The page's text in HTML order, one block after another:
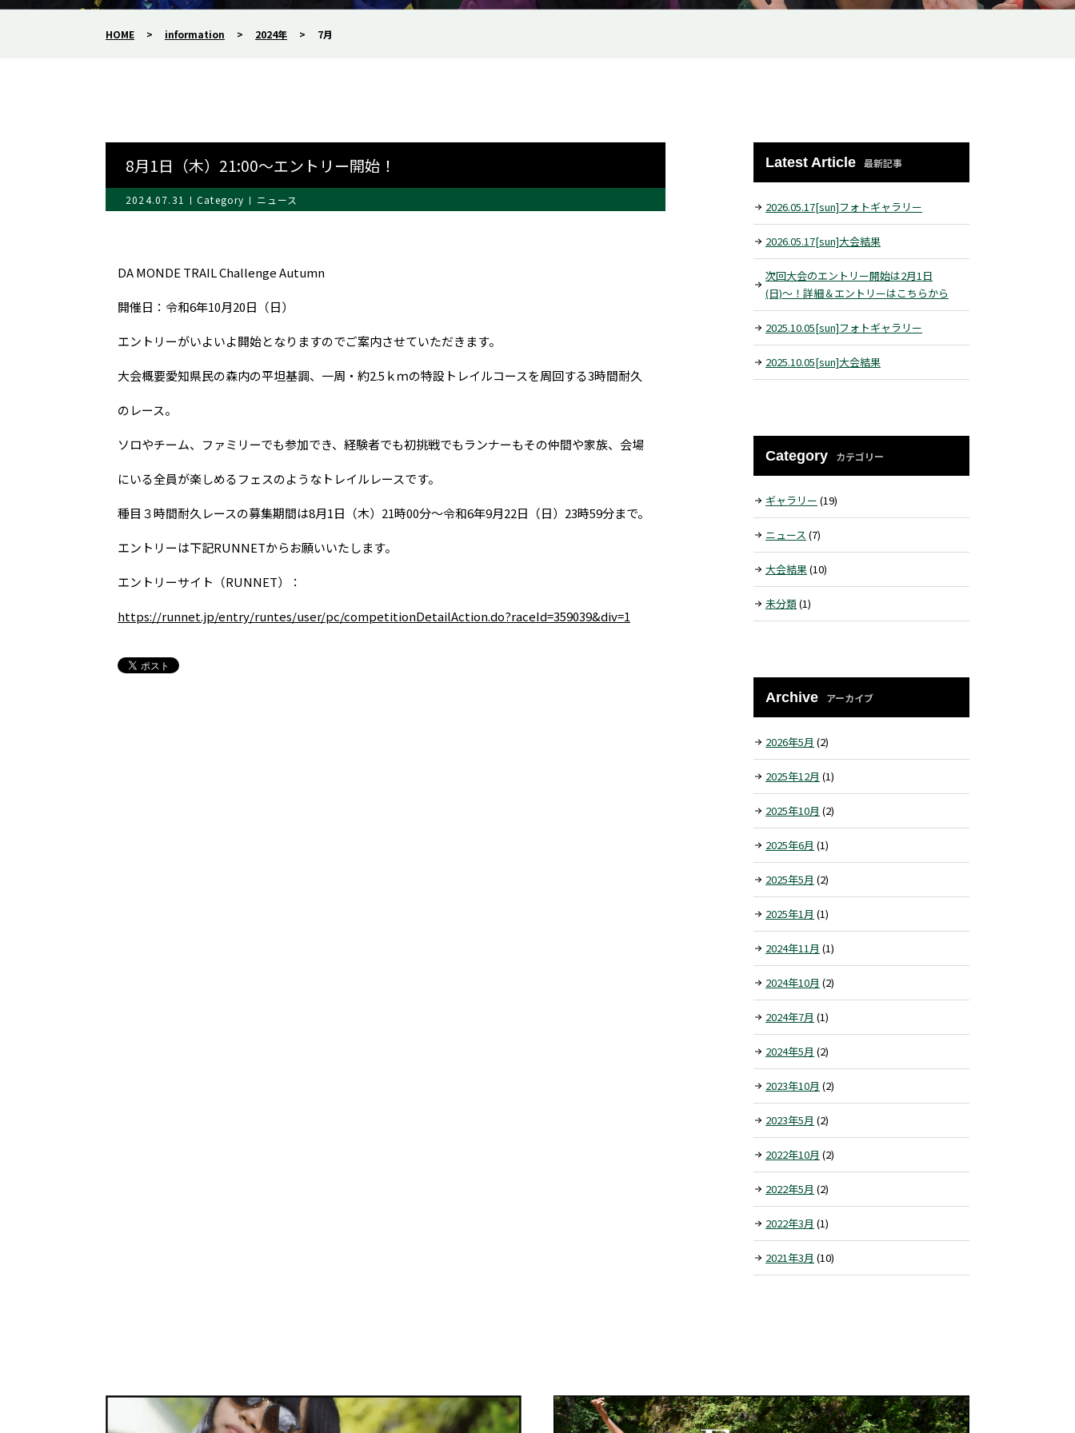
HOME > information > 2024年 > 7月
8月1日（木）21:00～エントリー開始！
2024.07.31 Category ニュース
DA MONDE TRAIL Challenge Autumn
開催日：令和6年10月20日（日）
エントリーがいよいよ開始となりますのでご案内させていただきます。
大会概要愛知県民の森内の平坦基調、一周・約2.5ｋｍの特設トレイルコースを周回する3時間耐久
のレース。
ソロやチーム、ファミリーでも参加でき、経験者でも初挑戦でもランナーもその仲間や家族、会場
にいる全員が楽しめるフェスのようなトレイルレースです。
種目３時間耐久レースの募集期間は8月1日（木）21時00分～令和6年9月22日（日）23時59分まで。
エントリーは下記RUNNETからお願いいたします。
エントリーサイト（RUNNET）：
https://runnet.jp/entry/runtes/user/pc/competitionDetailAction.do?raceId=359039&div=1
Latest Article 最新記事
2026.05.17[sun]フォトギャラリー
2026.05.17[sun]大会結果
次回大会のエントリー開始は2月1日
(日)〜！詳細＆エントリーはこちらから
2025.10.05[sun]フォトギャラリー
2025.10.05[sun]大会結果
Category カテゴリー
ギャラリー (19)
ニュース (7)
大会結果(10)
未分類(1)
Archive アーカイブ
2026年5月 (2)
2025年12月 (1)
2025年10月 (2)
2025年6月 (1)
2025年5月 (2)
2025年1月 (1)
2024年11月 (1)
2024年10月 (2)
2024年7月 (1)
2024年5月 (2)
2023年10月 (2)
2023年5月 (2)
2022年10月 (2)
2022年5月 (2)
2022年3月 (1)
2021年3月 (10)